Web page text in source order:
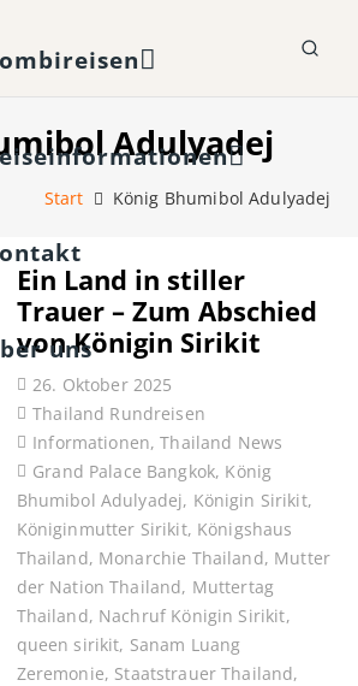
uns
Adulyadej
Start König Bhumibol Adulyadej
Ein Land in stiller
Trauer – Zum Abschied
von Königin Sirikit
26. Oktober 2025
Thailand Rundreisen
Informationen,Thailand News
Grand Palace Bangkok, König
Bhumibol Adulyadej, Königin Sirikit,
Königinmutter Sirikit, Königshaus
Thailand, Monarchie Thailand, Mutter
der Nation Thailand, Muttertag
Thailand, Nachruf Königin Sirikit,
queen sirikit, Sanam Luang
Zeremonie, Staatstrauer Thailand,